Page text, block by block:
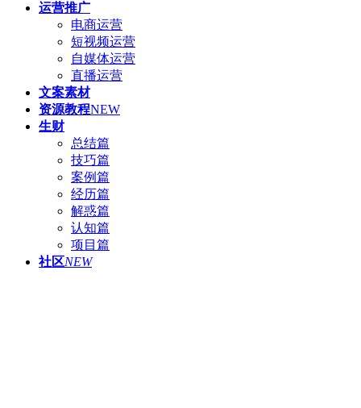
运营推广
电商运营
短视频运营
自媒体运营
直播运营
文案素材
资源教程NEW
生财
总结篇
技巧篇
案例篇
经历篇
解惑篇
认知篇
项目篇
社区NEW